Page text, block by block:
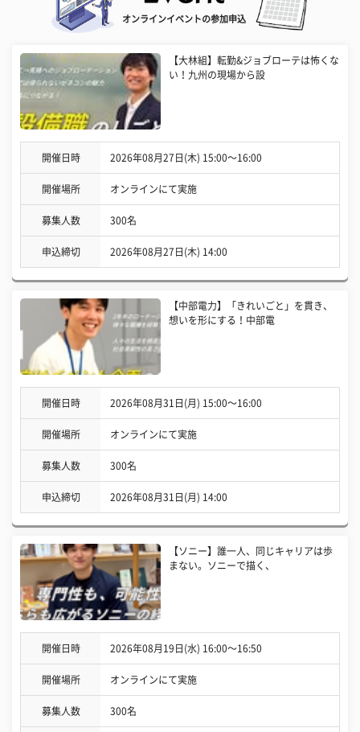
オンラインイベントの参加申込
【大林組】転勤&ジョブローテは怖くな
い！九州の現場から設
開催日時 2026年08月27日(木) 15:00〜16:00
開催場所 オンラインにて実施
募集人数 300名
申込締切 2026年08月27日(木) 14:00
【中部電力】「きれいごと」を貫き、
想いを形にする！中部電
開催日時 2026年08月31日(月) 15:00〜16:00
開催場所 オンラインにて実施
募集人数 300名
申込締切 2026年08月31日(月) 14:00
【ソニー】誰一人、同じキャリアは歩
まない。ソニーで描く、
開催日時 2026年08月19日(水) 16:00〜16:50
開催場所 オンラインにて実施
募集人数 300名